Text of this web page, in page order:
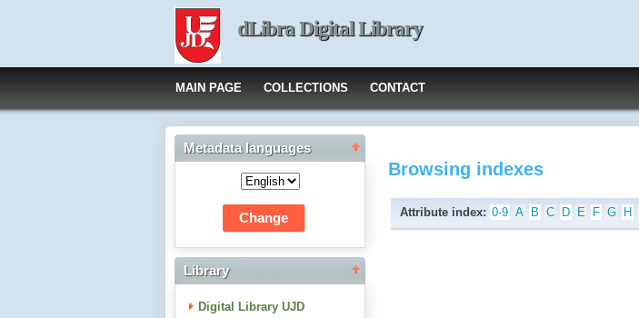
dLibra Digital Library
MAIN PAGE COLLECTIONS CONTACT
Metadata languages
Library
Digital Library UJD
Browsing indexes
Attribute index: 0-9 A B C D E F G H